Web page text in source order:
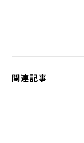
関連記事